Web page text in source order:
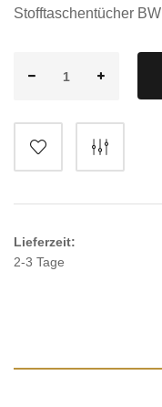
Stofftaschentücher BW
Lieferzeit:
2-3 Tage